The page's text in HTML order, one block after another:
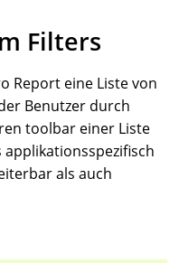
Filters
Report eine Liste von
Benutzer durch
toolbar einer Liste
als auch